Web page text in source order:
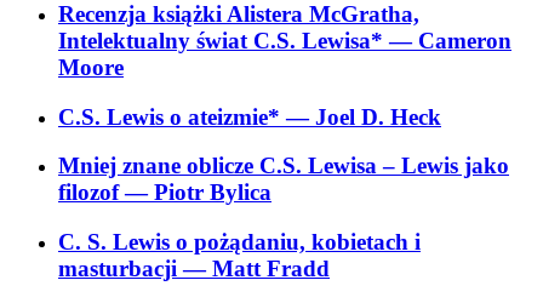
Recenzja książki Alistera McGratha,
Intelektualny świat C.S. Lewisa*— Cameron
Moore
C.S. Lewis o ateizmie*— Joel D. Heck
Mniej znane oblicze C.S. Lewisa – Lewis jako
filozof— Piotr Bylica
C. S. Lewis o pożądaniu, kobietach i
masturbacji— Matt Fradd